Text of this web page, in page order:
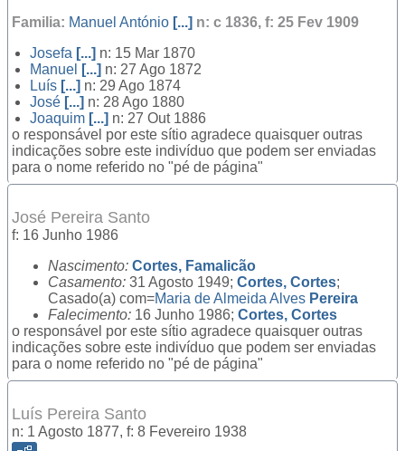
Familia: Manuel António [...] n: c 1836, f: 25 Fev 1909
Josefa [...] n: 15 Mar 1870
Manuel
[...] n: 27 Ago 1872
Luís [...] n: 29 Ago 1874
José [...] n: 28 Ago 1880
Joaquim [...] n: 27 Out 1886
o responsável por este sítio agradece quaisquer outras
indicações sobre este indivíduo que podem ser enviadas
para o nome referido no "pé de página"
José Pereira Santo
f: 16 Junho 1986
Nascimento: Cortes, Famalicão
Casamento: 31 Agosto 1949; Cortes, Cortes;
Casado(a) com=Maria de Almeida Alves Pereira
Falecimento: 16 Junho 1986; Cortes, Cortes
o responsável por este sítio agradece quaisquer outras
indicações sobre este indivíduo que podem ser enviadas
para o nome referido no "pé de página"
Luís Pereira Santo
n: 1 Agosto 1877, f: 8 Fevereiro 1938